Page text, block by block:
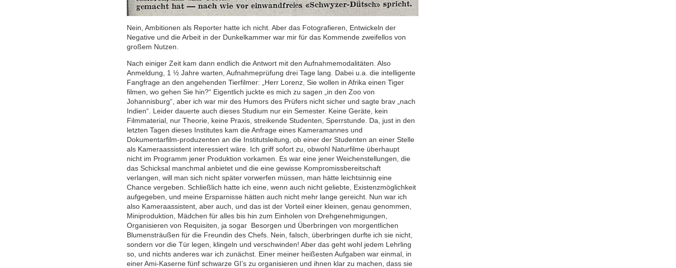
Nein, Ambitionen als Reporter hatte ich nicht. Aber das Fotografieren, Entwickeln der
Negative und die Arbeit in der Dunkelkammer war mir für das Kommende zweifellos von
großem Nutzen.
Nach einiger Zeit kam dann endlich die Antwort mit den Aufnahmemodalitäten. Also
Anmeldung, 1 ½ Jahre warten, Aufnahmeprüfung drei Tage lang. Dabei u.a. die intelligente
Fangfrage an den angehenden Tierfilmer: „Herr Lorenz, Sie wollen in Afrika einen Tiger
filmen, wo gehen Sie hin?“ Eigentlich juckte es mich zu sagen „in den Zoo von
Johannisburg“, aber ich war mir des Humors des Prüfers nicht sicher und sagte brav „nach
Indien“. Leider dauerte auch dieses Studium nur ein Semester. Keine Geräte, kein
Filmmaterial, nur Theorie, keine Praxis, streikende Studenten, Sperrstunde. Da, just in den
letzten Tagen dieses Institutes kam die Anfrage eines Kameramannes und
Dokumentarfilm-produzenten an die Institutsleitung, ob einer der Studenten an einer Stelle
als Kameraassistent interessiert wäre. Ich griff sofort zu, obwohl Naturfilme überhaupt
nicht im Programm jener Produktion vorkamen. Es war eine jener Weichenstellungen, die
das Schicksal manchmal anbietet und die eine gewisse Kompromissbereitschaft
verlangen, will man sich nicht später vorwerfen müssen, man hätte leichtsinnig eine
Chance vergeben. Schließlich hatte ich eine, wenn auch nicht geliebte, Existenzmöglichkeit
aufgegeben, und meine Ersparnisse hätten auch nicht mehr lange gereicht. Nun war ich
also Kameraassistent, aber auch, und das ist der Vorteil einer kleinen, genau genommen,
Miniproduktion, Mädchen für alles bis hin zum Einholen von Drehgenehmigungen,
Organisieren von Requisiten, ja sogar Besorgen und Überbringen von morgentlichen
Blumensträußen für die Freundin des Chefs. Nein, falsch, überbringen durfte ich sie nicht,
sondern vor die Tür legen, klingeln und verschwinden! Aber das geht wohl jedem Lehrling
so, und nichts anderes war ich zunächst. Einer meiner heißesten Aufgaben war einmal, in
einer Ami-Kaserne fünf schwarze GI’s zu organisieren und ihnen klar zu machen, dass sie